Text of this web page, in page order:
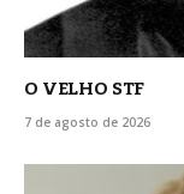
O VELHO STF
7 de agosto de 2026